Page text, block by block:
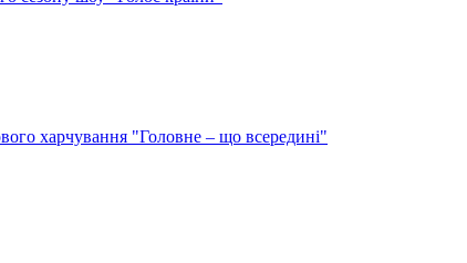
харчування "Головне – що всередині"